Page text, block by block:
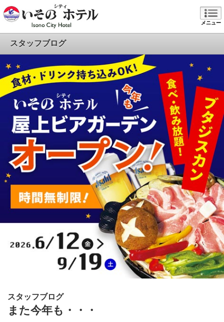
メニュー
スタッフブログ
スタッフブログ
また今年も・・・